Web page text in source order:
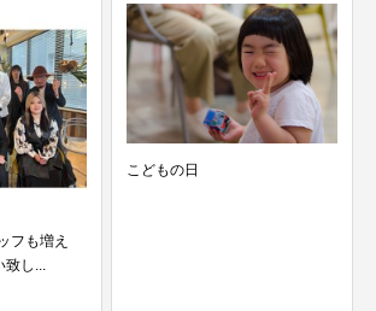
フも増え
し...
こどもの日